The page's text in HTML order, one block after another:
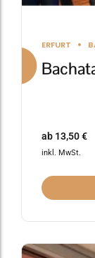
ERFURT
ab 13,50€
inkl. MwSt.
Dieses